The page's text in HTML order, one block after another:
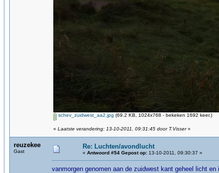
schev_zuidwest_aa2.jpg (69.2 KB, 1024x768 - bekeken 1692 keer.)
« Laatste verandering: 13-10-2011, 09:31:45 door T.Visser»
reuzekee
Gast
Re: Luchten/avondlucht
« Antwoord #54 Gepost op: 13-10-2011, 09:30:37 »
vanmorgen genomen aan de zuidwest kant geheel licht